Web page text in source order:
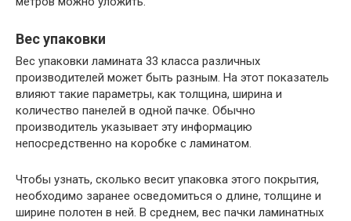
Вес упаковки
Вес упаковки ламината 33 класса различных
производителей может быть разным. На этот показатель
влияют такие параметры, как толщина, ширина и
количество панелей в одной пачке. Обычно
производитель указывает эту информацию
непосредственно на коробке с ламинатом.
Чтобы узнать, сколько весит упаковка этого покрытия,
необходимо заранее осведомиться о длине, толщине и
ширине полотен в ней. В среднем, вес пачки ламинатных